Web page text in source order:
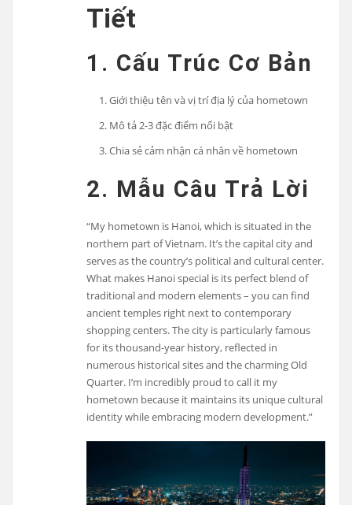
Tiết
1. Cấu Trúc Cơ Bản
Giới thiệu tên và vị trí địa lý của hometown
Mô tả 2-3 đặc điểm nổi bật
Chia sẻ cảm nhận cá nhân về hometown
2. Mẫu Câu Trả Lời
“My hometown is Hanoi, which is situated in the
northern part of Vietnam. It’s the capital city and
serves as the country’s political and cultural center.
What makes Hanoi special is its perfect blend of
traditional and modern elements – you can find
ancient temples right next to contemporary
shopping centers. The city is particularly famous
for its thousand-year history, reflected in
numerous historical sites and the charming Old
Quarter. I’m incredibly proud to call it my
hometown because it maintains its unique cultural
identity while embracing modern development.”